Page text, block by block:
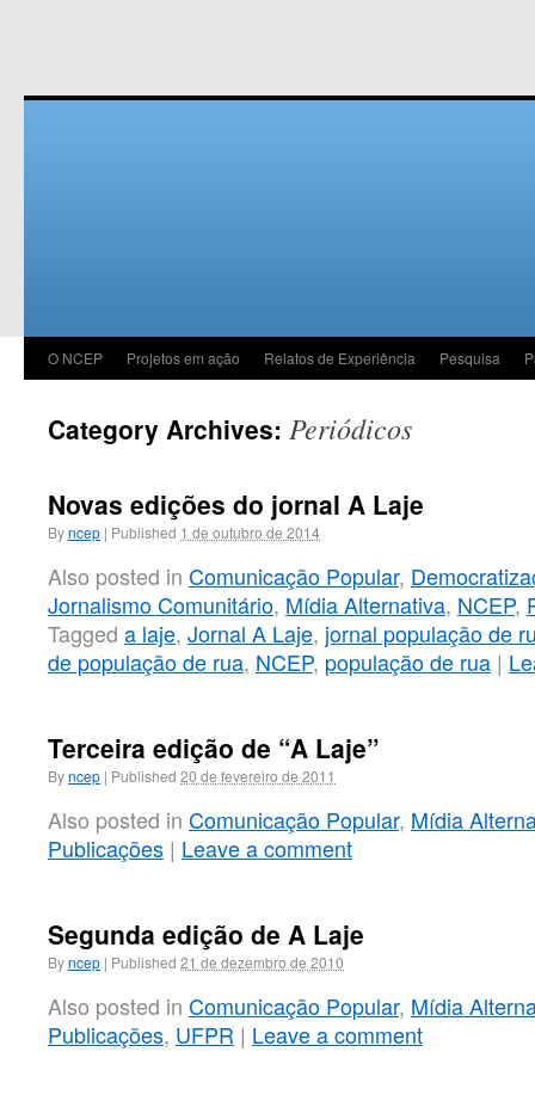
O NCEP Projetos em ação Relatos de Experiência Pesquisa
Category Archives: Periódicos
Novas edições do jornal A Laje
Byncep | Published 1 de outubro de 2014
Also posted in Comunicação Popular,
Jornalismo Comunitário, Mídia Alternativa, NCEP,
Tagged a laje, Jornal A Laje, jornal população de
de população de rua, NCEP, população de rua |
Terceira edição de “A Laje”
Byncep | Published 20 de fevereiro de 2011
Also posted in Comunicação Popular, Mídia
Publicações | Leave a comment
Segunda edição de A Laje
Byncep | Published 21 de dezembro de 2010
Also posted in Comunicação Popular, Mídia
Publicações, UFPR | Leave a comment